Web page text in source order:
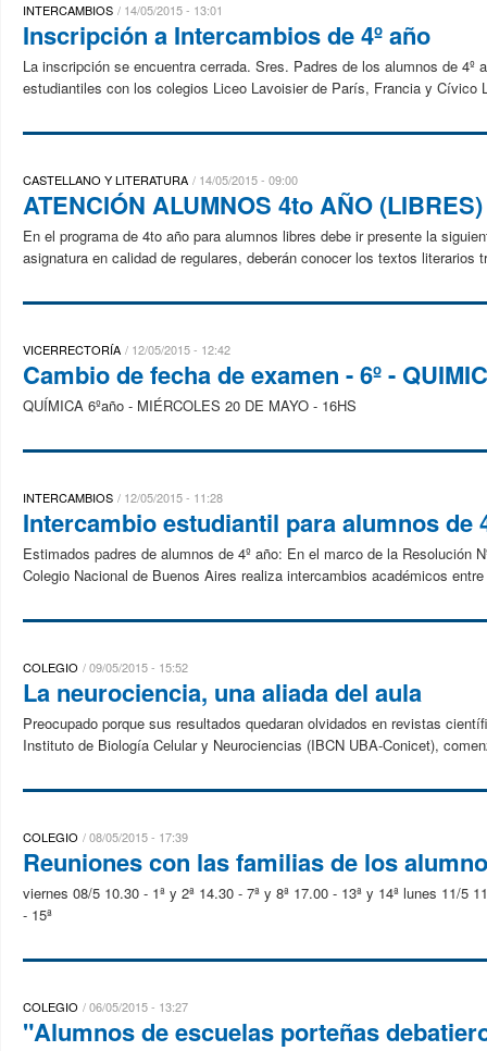
INTERCAMBIOS 14/05/2015 - 13:01
Inscripción a Intercambios de 4º año
La inscripción se encuentra cerrada. Sres. Padres de los alumnos de
estudiantiles con los colegios Liceo Lavoisier de París, Francia y Cívico
CASTELLANO Y LITERATURA 14/05/2015 - 09:00
ATENCIÓN ALUMNOS 4to AÑO (LIBRES)
En el programa de 4to año para alumnos libres debe ir presente la
asignatura en calidad de regulares, deberán conocer los textos literarios
VICERRECTORÍA 12/05/2015 - 12:42
Cambio de fecha de examen - 6º -
QUÍMICA 6ºaño - MIÉRCOLES 20 DE MAYO - 16HS
INTERCAMBIOS 12/05/2015 - 11:28
Intercambio estudiantil para alumnos de
Estimados padres de alumnos de 4º año: En el marco de la
Colegio Nacional de Buenos Aires realiza intercambios académicos
COLEGIO 09/05/2015 - 15:52
La neurociencia, una aliada del aula
Preocupado porque sus resultados quedaran olvidados en revistas
Instituto de Biología Celular y Neurociencias (IBCN UBA-Conicet),
COLEGIO 08/05/2015 - 17:39
Reuniones con las familias de los
viernes 08/5 10.30 - 1ª y 2ª 14.30 - 7ª y 8ª 17.00 - 13ª y 14ª lunes 11/5
- 15ª
COLEGIO 06/05/2015 - 13:27
"Alumnos de escuelas porteñas